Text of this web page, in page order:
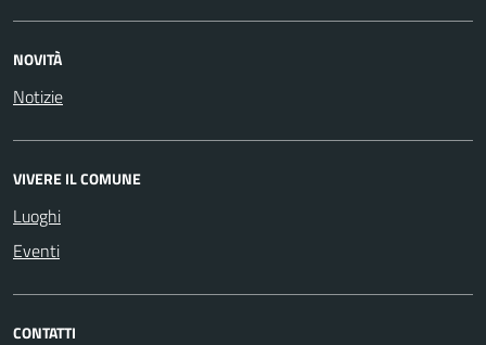
NOVITÀ
Notizie
VIVERE IL COMUNE
Luoghi
Eventi
CONTATTI